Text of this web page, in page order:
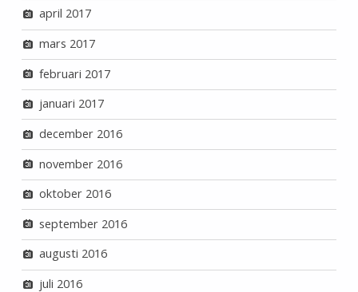
april 2017
mars 2017
februari 2017
januari 2017
december 2016
november 2016
oktober 2016
september 2016
augusti 2016
juli 2016